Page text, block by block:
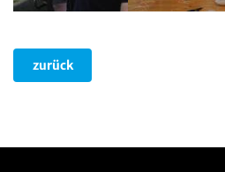
zurück